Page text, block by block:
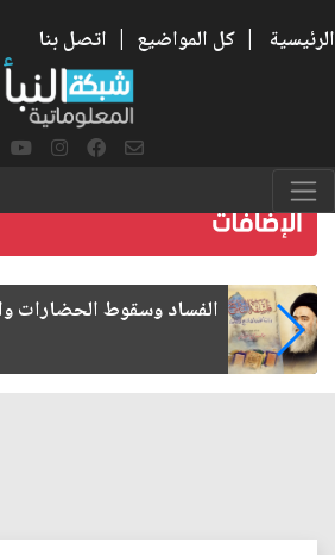
الرئيسية | كل المواضيع | اتصل بنا
رواتب الموظفين على